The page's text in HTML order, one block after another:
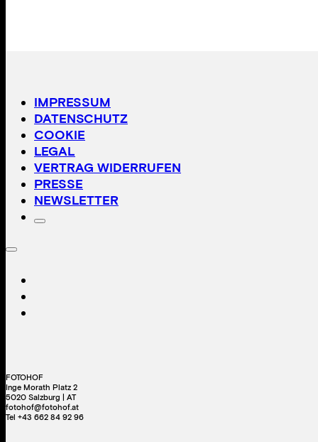
IMPRESSUM
DATENSCHUTZ
COOKIE
LEGAL
VERTRAG WIDERRUFEN
PRESSE
NEWSLETTER
FOTOHOF
Inge Morath Platz 2
5020 Salzburg | AT
fotohof@fotohof.at
Tel +43 662 84 92 96